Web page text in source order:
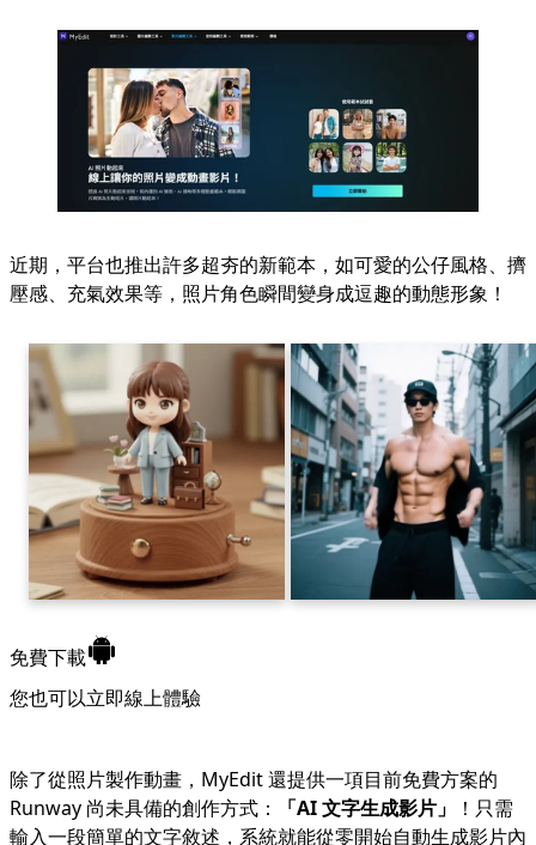
近期，平台也推出許多超夯的新範本，如可愛的公仔風格、擠
壓感、充氣效果等，照片角色瞬間變身成逗趣的動態形象！
免費下載
您也可以立即線上體驗
除了從照片製作動畫，MyEdit 還提供一項目前免費方案的
Runway 尚未具備的創作方式：
「AI 文字生成影片 」
！只需
輸入一段簡單的文字敘述，系統就能從零開始自動生成影片內